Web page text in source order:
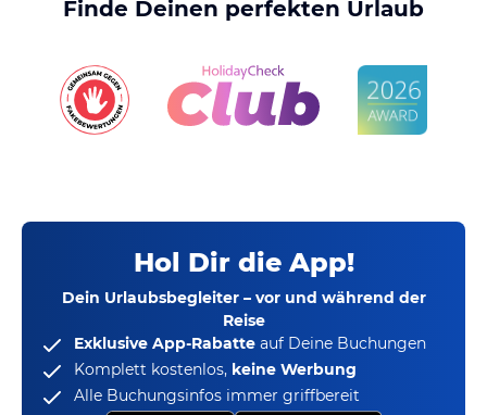
Finde Deinen perfekten Urlaub
Hol Dir die App!
Dein Urlaubsbegleiter – vor und während der
Reise
Exklusive App-Rabatte auf Deine Buchungen
Komplett kostenlos, keine Werbung
Alle Buchungsinfos immer griffbereit